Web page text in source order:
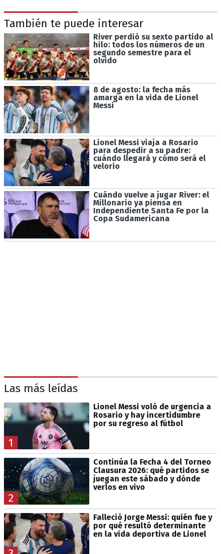
También te puede interesar
River perdió su sexto partido al
hilo: todos los números de un
segundo semestre para el
olvido
8 de agosto: la fecha más
amarga en la vida de Lionel
Messi
Lionel Messi viaja a Rosario
para despedir a su padre:
cuándo llegará y cómo será el
velorio
Cuándo vuelve a jugar River: el
Millonario ya piensa en
Independiente Santa Fe por la
Copa Sudamericana
Las más leídas
1
Lionel Messi voló de urgencia a
Rosario y hay incertidumbre
por su regreso al fútbol
2
Continúa la Fecha 4 del Torneo
Clausura 2026: qué partidos se
juegan este sábado y dónde
verlos en vivo
Falleció Jorge Messi: quién fue y
por qué resultó determinante
en la vida deportiva de Lionel